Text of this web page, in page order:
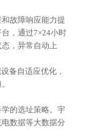
故障响应能力提
，通过7×24小时
，异常自动上
备自适应优化，
的选址策略。宇
数据等大数据分